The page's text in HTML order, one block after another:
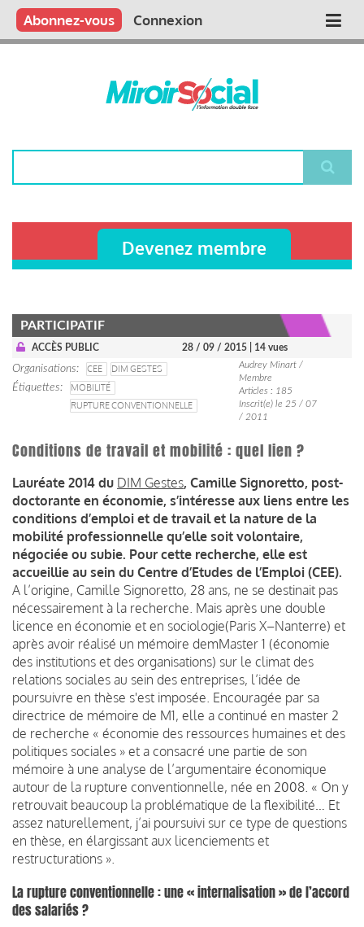
Aller
contenu
Main
Qui sommes nous ?
Vous publiez
Nous publions
Contactez-nous
Abonnez-vous Connexion
Devenez membre
PARTICIPATIF
ACCÈS PUBLIC 28 / 09 / 2015 | 14 vues
Organisations CEE
DIM GESTES
Étiquettes
MOBILITÉ
RUPTURE CONVENTIONNELLE
Audrey Minart /
Membre
Articles : 185
Inscrit(e) le 25 / 07
/ 2011
Conditions de travail et mobilité : quel lien ?
Lauréate 2014 du DIM Gestes, Camille Signoretto, post-
doctorante en économie, s’intéresse aux liens entre les
conditions d’emploi et de travail et la nature de la
mobilité professionnelle qu’elle soit volontaire,
négociée ou subie. Pour cette recherche, elle est
accueillie au sein du Centre d’Etudes de l’Emploi (CEE).
A l’origine, Camille Signoretto, 28 ans, ne se destinait pas
nécessairement à la recherche. Mais après une double
licence en économie et en sociologie(Paris X–Nanterre) et
après avoir réalisé un mémoire demMaster 1 (économie
des institutions et des organisations) sur le climat des
relations sociales au sein des entreprises, l’idée de
poursuivre en thèse s'est imposée. Encouragée par sa
directrice de mémoire de M1, elle a continué en master 2
de recherche « économie des ressources humaines et des
politiques sociales » et a consacré une partie de son
mémoire à une analyse de l’argumentaire économique
autour de la rupture conventionnelle, née en 2008. « On y
retrouvait beaucoup la problématique de la flexibilité… Et
assez naturellement, j’ai poursuivi sur ce type de questions
en thèse, en élargissant aux licenciements et
restructurations ».
La rupture conventionnelle : une « internalisation » de l’accord
des salariés ?